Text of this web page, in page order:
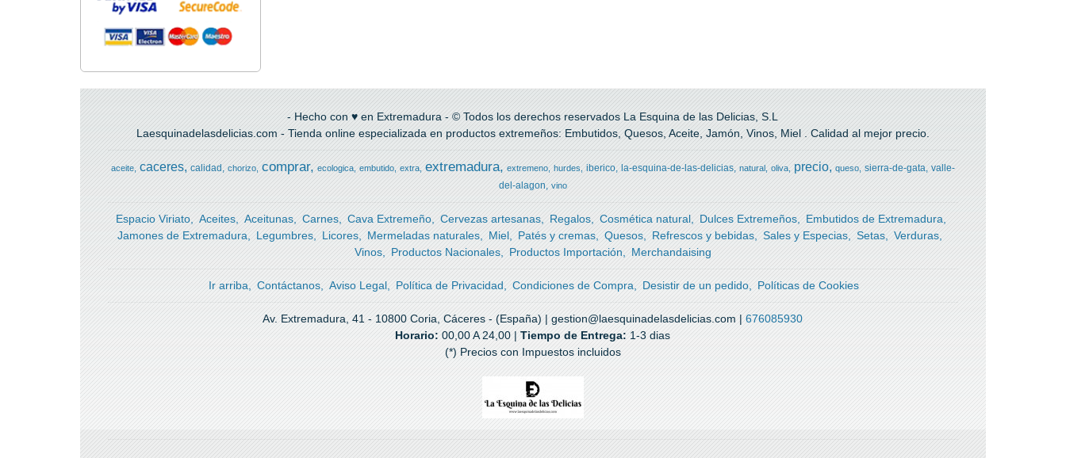
- Hecho con ♥ en Extremadura - © Todos los derechos reservados La Esquina de las Delicias, S.L
Laesquinadelasdelicias.com - Tienda online especializada en productos extremeños: Embutidos, Quesos, Aceite, Jamón, Vinos, Miel . Calidad al mejor precio.
aceite caceres calidad chorizo comprar ecologica embutido extra extremadura extremeno hurdes iberico la-esquina-de-las-delicias natural oliva precio queso sierra-de-gata valle-
del-alagon
vino
Espacio Viriato Aceites Aceitunas Carnes Cava Extremeño Cervezas artesanas Regalos Cosmética natural Dulces Extremeños
Embutidos de Extremadura
Jamones de Extremadura
Legumbres Licores Mermeladas naturales Miel Patés y cremas Quesos Refrescos y bebidas Sales y Especias Setas
Verduras
Vinos
Productos Nacionales Productos Importación Merchandaising
Ir arriba Contáctanos Aviso Legal Política de Privacidad Condiciones de Compra Desistir de un pedido Políticas de Cookies
Av. Extremadura, 41 - 10800 Coria, Cáceres - (España) | gestion@laesquinadelasdelicias.com |676085930
Horario:00,00 A 24,00 |Tiempo de Entrega: 1-3 dias
(*) Precios con Impuestos incluidos